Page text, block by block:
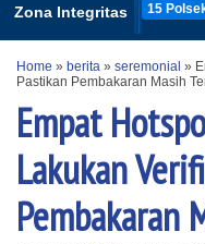
Zona Integritas 15
Home » berita » seremonial »
Pastikan Pembakaran Masih
Empat
Lakukan
Pembakaran